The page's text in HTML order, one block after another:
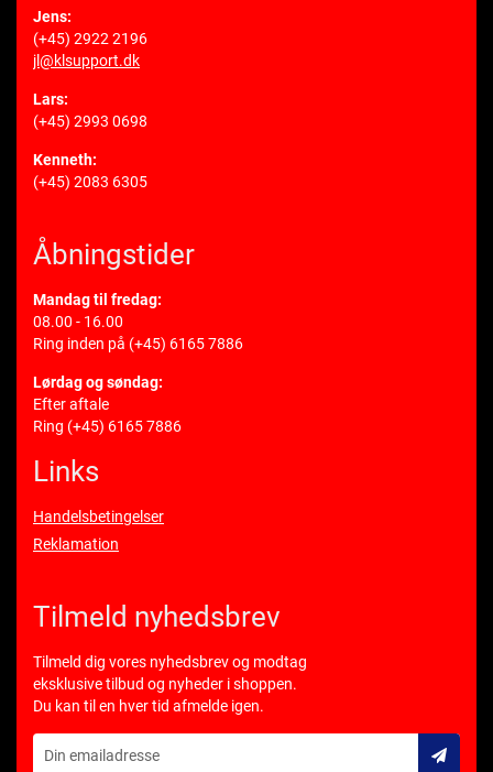
Jens:
(+45) 2922 2196
jl@klsupport.dk
Lars:
(+45) 2993 0698
Kenneth:
(+45) 2083 6305
Åbningstider
Mandag til fredag:
08.00 - 16.00
Ring inden på (+45) 6165 7886
Lørdag og søndag:
Efter aftale
Ring (+45) 6165 7886
Links
Handelsbetingelser
Reklamation
Tilmeld nyhedsbrev
Tilmeld dig vores nyhedsbrev og modtag
eksklusive tilbud og nyheder i shoppen.
Du kan til en hver tid afmelde igen.